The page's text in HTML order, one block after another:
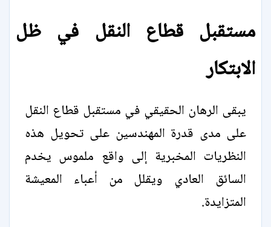
مستقبل قطاع النقل في ظل
الابتكار
يبقى الرهان الحقيقي في مستقبل قطاع النقل
على مدى قدرة المهندسين على تحويل هذه
النظريات المخبرية إلى واقع ملموس يخدم
السائق العادي ويقلل من أعباء المعيشة
المتزايدة.